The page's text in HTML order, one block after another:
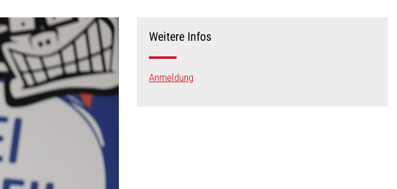
Weitere Infos
Anmeldung